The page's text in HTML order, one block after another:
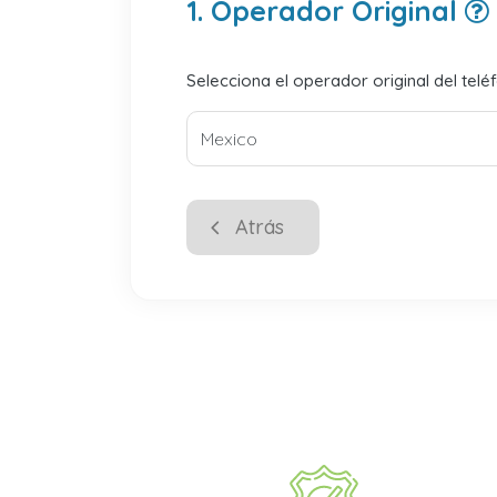
1. Operador Original
Selecciona el operador original del
Atrás